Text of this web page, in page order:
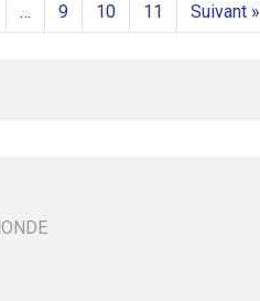
… 9 10 11 Suivant »